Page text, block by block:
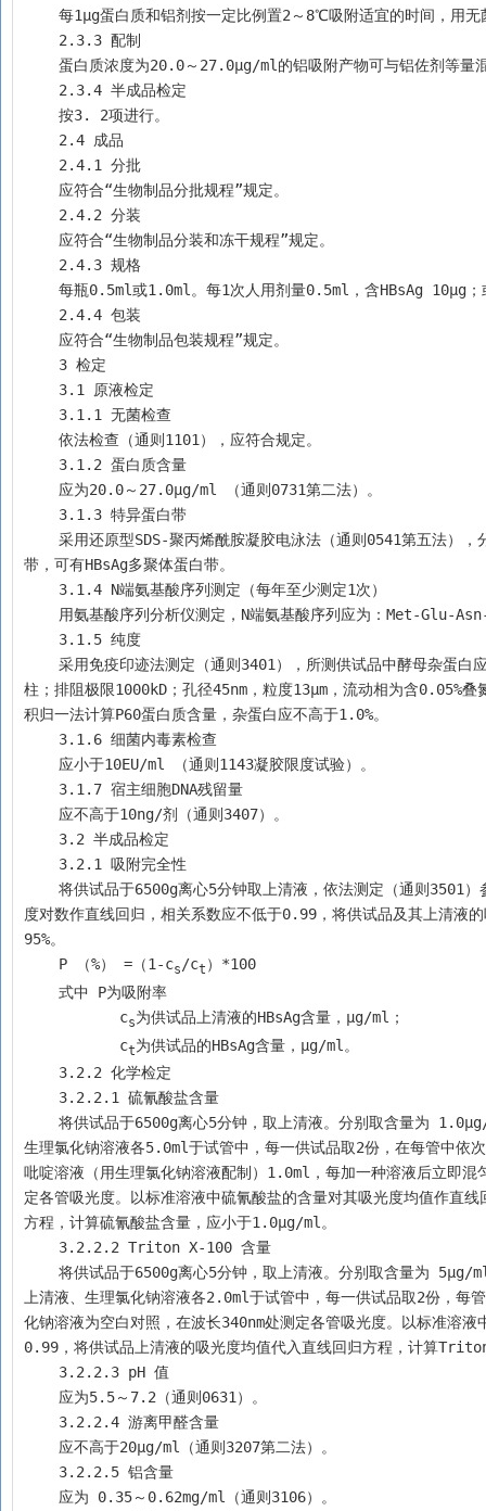
每1μg蛋白质和铝剂按一定比例置2～8℃吸附适宜的时间，
    2.3.3 配制
蛋白质浓度为20.0～27.0μg/ml的铝吸附产物可与铝佐剂等量
    2.3.4 半成品检定
    按3. 2项进行。
    2.4 成品
    2.4.1 分批
    应符合“生物制品分批规程”规定。
    2.4.2 分装
    应符合“生物制品分装和冻干规程”规定。
    2.4.3 规格
每瓶0.5ml或1.0ml。每1次人用剂量0.5ml，含HBsAg
    2.4.4 包装
    应符合“生物制品包装规程”规定。
    3 检定
    3.1 原液检定
    3.1.1 无菌检查
    依法检查（通则1101），应符合规定。
    3.1.2 蛋白质含量
    应为20.0～27.0μg/ml （通则0731第二法）。
    3.1.3 特异蛋白带
带，可有HBsAg多聚体蛋白带。
    3.1.4 N端氨基酸序列测定（每年至少测定1次）
用氨基酸序列分析仪测定，N端氨基酸序列应为：Met-
    3.1.5 纯度
柱；排阻极限1000kD；孔径45nm，粒度13μm，流动相为含0.05%
积归一法计算P60蛋白质含量，杂蛋白应不高于1.0%。
    3.1.6 细菌内毒素检查
    应小于10EU/ml （通则1143凝胶限度试验）。
    3.1.7 宿主细胞DNA残留量
    应不高于10ng/剂（通则3407）。
    3.2 半成品检定
    3.2.1 吸附完全性
度对数作直线回归，相关系数应不低于0.99，将供试品及其上清液
95%。
    P （%） =（1-c
s /ct ）*100
    式中 P为吸附率
           c
s为供试品上清液的HBsAg含量，μg/ml；
           c
t为供试品的HBsAg含量，μg/ml。
    3.2.2 化学检定
    3.2.2.1 硫氰酸盐含量
生理氯化钠溶液各5.0ml于试管中，每一供试品取2份，在每管中
吡啶溶液（用生理氯化钠溶液配制）1.0ml，每加一种溶液后立即
定各管吸光度。以标准溶液中硫氰酸盐的含量对其吸光度均值作直
方程，计算硫氰酸盐含量，应小于1.0μg/ml。
    3.2.2.2 Triton X-100 含量
上清液、生理氯化钠溶液各2.0ml于试管中，每一供试品取2份，
化钠溶液为空白对照，在波长340nm处测定各管吸光度。以标准
0.99，将供试品上清液的吸光度均值代入直线回归方程，计算
    3.2.2.3 pH 值
    应为5.5～7.2（通则0631）。
    3.2.2.4 游离甲醛含量
    应不高于20μg/ml（通则3207第二法）。
    3.2.2.5 铝含量
    应为 0.35～0.62mg/ml（通则3106）。